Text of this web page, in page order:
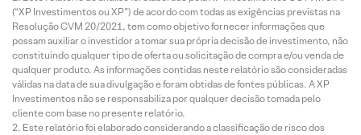
(“XP Investimentos ou XP”) de acordo com todas as exigências previstas na
Resolução CVM 20/2021, tem como objetivo fornecer informações que
possam auxiliar o investidor a tomar sua própria decisão de investimento, não
constituindo qualquer tipo de oferta ou solicitação de compra e/ou venda de
qualquer produto. As informações contidas neste relatório são consideradas
válidas na data de sua divulgação e foram obtidas de fontes públicas. A XP
Investimentos não se responsabiliza por qualquer decisão tomada pelo
cliente com base no presente relatório.
Este relatório foi elaborado considerando a classificação de risco dos